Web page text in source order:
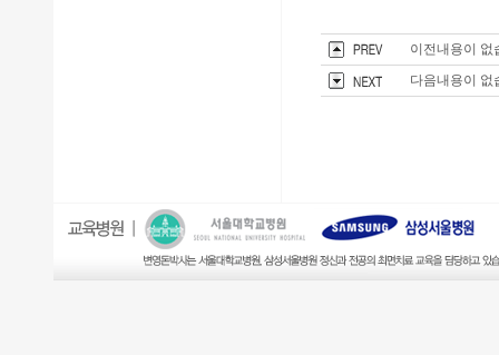
이전내용이 없
다음내용이 없